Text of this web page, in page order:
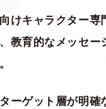
けキャラクター専
教育的なメッセー
ーゲット層が明確